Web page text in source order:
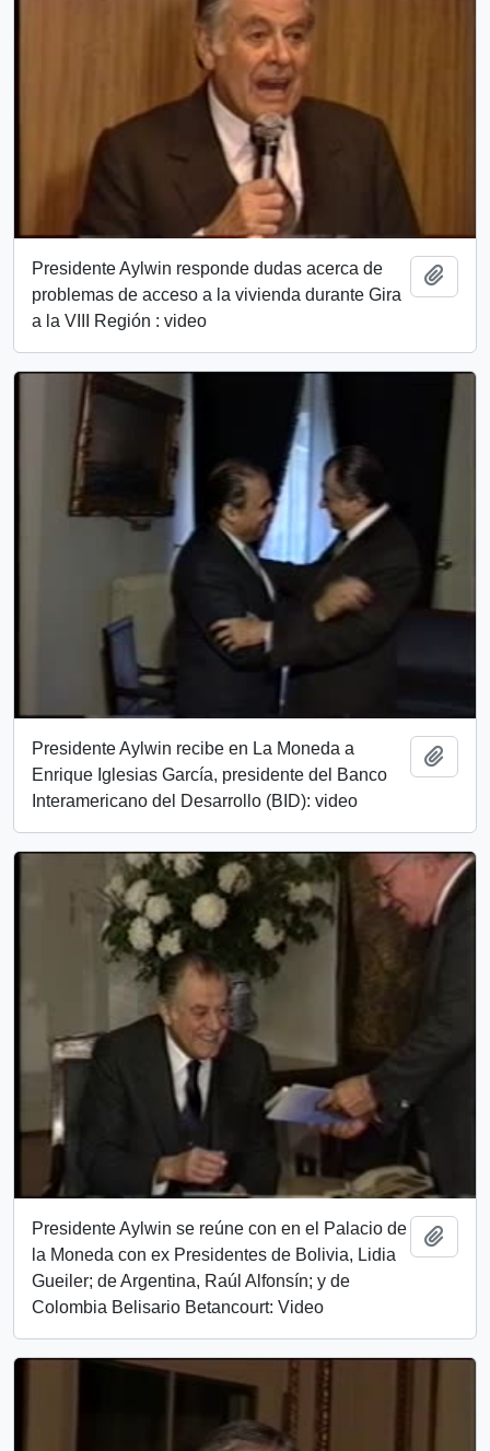
Presidente Aylwin responde dudas acerca de
problemas de acceso a la vivienda durante Gira
a la VIII Región : video
Presidente Aylwin recibe en La Moneda a
Enrique Iglesias García, presidente del Banco
Interamericano del Desarrollo (BID): video
Presidente Aylwin se reúne con en el Palacio de
la Moneda con ex Presidentes de Bolivia, Lidia
Gueiler; de Argentina, Raúl Alfonsín; y de
Colombia Belisario Betancourt: Video